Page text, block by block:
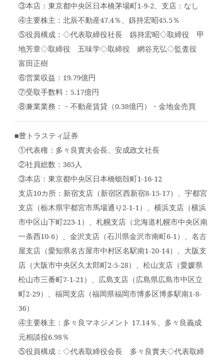
③本店：東京都中央区日本橋茅場町1-9-2、支店：なし
④主要株主：北辰不動産47.4％、釼持宏昭45.5％
⑤役員構成：◇代表取締役社長 釼持宏昭◇取締役 甲
地芳章◇取締役 五味学◇取締役 網谷充弘◇監査役
富田正樹
⑥営業収益：19.79億円
⑦受取手数料：5.17億円
⑧兼業業務：・不動産賃貸（0.38億円）・金地金売買
■豊トラスティ証券
①代表権：多々良實夫会長、安成政文社長
②社員総数：365人
③本店：東京都中央区日本橋蛎殻町1-16-12
支店10カ所：新宿支店（新宿区西新宿8-15-17）、宇都宮
支店（栃木県宇都宮市馬場通り2-1-1）、横浜支店（横浜
市中区山下町223-1）、札幌支店（北海道札幌市中央区南
一条西10-6）、金沢支店（石川県金沢市南町6-1）、名古
屋支店（愛知県名古屋市中村区名駅南1-20-14）、大阪支
店（大阪市中央区久太郎町2-5-28）、松山支店（愛媛県
松山市三番町7-1-21）、広島支店（広島県広島市中区立
町2-29）、福岡支店（福岡県福岡市博多区博多駅南1-8-
36）
④主要株主：多々良マネジメント 17.14％、多々良義成
元相談役6.98％
⑤役員構成：◇代表取締役会長 多々良實夫◇代表取締